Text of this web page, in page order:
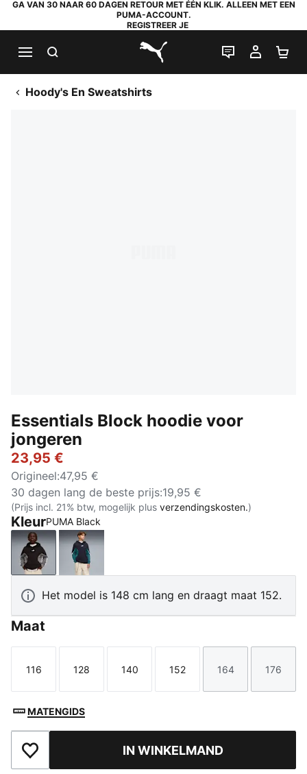
GA VAN 30 NAAR 60 DAGEN RETOUR MET ÉÉN KLIK. ALLEEN MET EEN
PUMA-ACCOUNT.
REGISTREER JE
PUMA.com
LIVE CHAT
MIJN
Hoody's En Sweatshirts
Essentials Block hoodie voor
jongeren
23,95 €
Origineel:47,95 €
30 dagen lang de beste prijs:19,95 €
(Prijs incl. 21% btw, mogelijk plus verzendingskosten.)
KleurPUMA Black
PUMA BlackNew Navy
Het model is 148 cm lang en draagt maat 152.
Maat
Maat
116
Maat
128
Maat
140
Maat
152
Maat
164
Maat
176
MATENGIDS
Toegevoegd aan favorietenIN WINKELMAND